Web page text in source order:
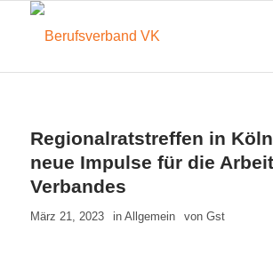
Regionalratstreffen in
neue Impulse für die
Verbandes
März 21, 2023 in Allgemein von Gst